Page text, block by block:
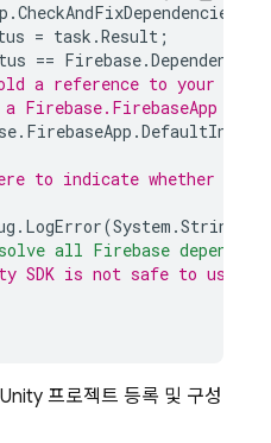
.
= task .Result ;
== Firebase.
a reference to your
Firebase.FirebaseApp
. FirebaseApp .
to indicate whether
. LogError(System .String
all Firebase
SDK is not safe to use
프로젝트 등록 및 구성